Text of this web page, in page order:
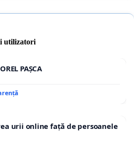
utilizatori
PAȘCA
urii online față de persoanele